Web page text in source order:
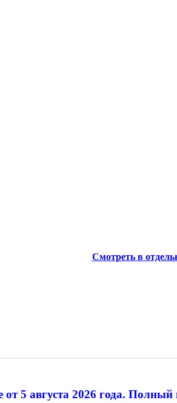
Смотреть в
5 августа 2026 года. Полный